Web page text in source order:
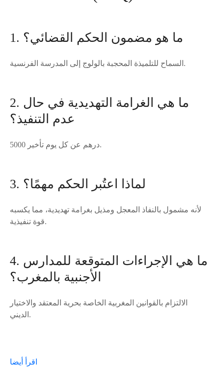
1. ما هو مضمون الحكم القضائي؟
السماح للتلميذة المحجبة بالولوج إلى المدرسة الفرنسية.
2. ما هي الغرامة التهديدية في حال
عدم التنفيذ؟
5000 درهم عن كل يوم تأخير.
3. لماذا اعتُبر الحكم مهمًا؟
لأنه مشمول بالنفاذ المعجل ومذيل بغرامة تهديدية، مما يكسبه
قوة تنفيذية.
4. ما هي الإجراءات المتوقعة للمدارس
الأجنبية بالمغرب؟
الالتزام بالقوانين المغربية الخاصة بحرية المعتقد والاختيار
الديني.
اقرأ أيضا